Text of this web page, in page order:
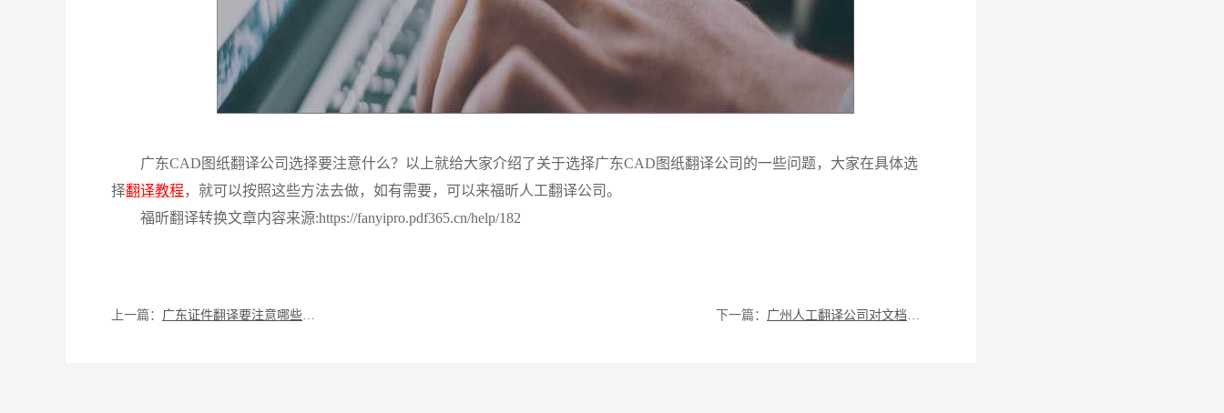
广东CAD图纸翻译公司选择要注意什么？以上就给大家介绍了关于选择广东CAD图纸翻译公司的一些问题，大家在具体选
择翻译教程 ，就可以按照这些方法去做，如有需要，可以来福昕人工翻译公司。
福昕翻译转换文章内容来源:https://fanyipro.pdf365.cn/help/182
上一篇： 广东证件翻译要注意哪些问题？ 下一篇： 广州人工翻译公司对文档如何翻译？这些小知识要掌握